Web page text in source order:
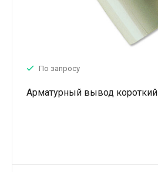
По запросу
Арматурный вывод короткий